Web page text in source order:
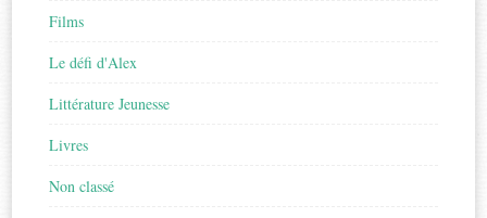
Films
Le défi d'Alex
Littérature Jeunesse
Livres
Non classé